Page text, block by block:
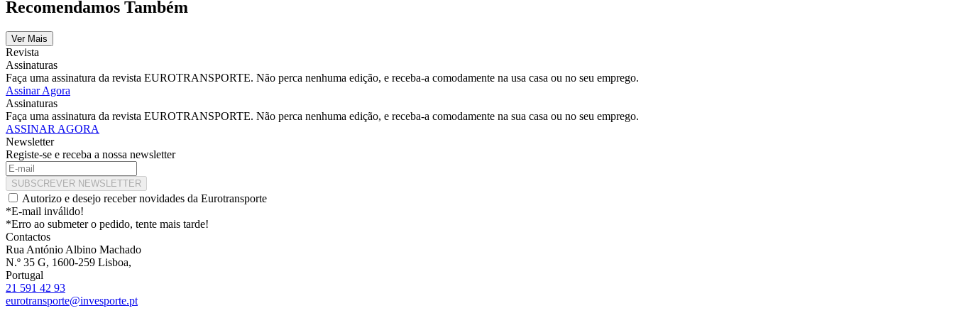
Recomendamos Também
Ver Mais
Revista
Assinaturas
Faça uma assinatura da revista EUROTRANSPORTE. Não perca nenhuma edição, e receba-a comodamente na usa casa ou no seu emprego.
Assinar Agora
Assinaturas
Faça uma assinatura da revista EUROTRANSPORTE. Não perca nenhuma edição, e receba-a comodamente na sua casa ou no seu emprego.
ASSINAR AGORA
Newsletter
Registe-se e receba a nossa newsletter
SUBSCREVER NEWSLETTER
Autorizo e desejo receber novidades da Eurotransporte
*E-mail inválido!
*Erro ao submeter o pedido, tente mais tarde!
Contactos
Rua António Albino Machado
N.º 35 G, 1600-259 Lisboa,
Portugal
21 591 42 93
eurotransporte@invesporte.pt